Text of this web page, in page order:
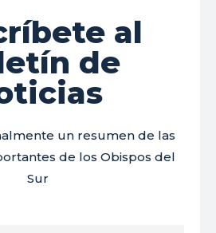
al
de
un resumen de las
de los Obispos del
Sur